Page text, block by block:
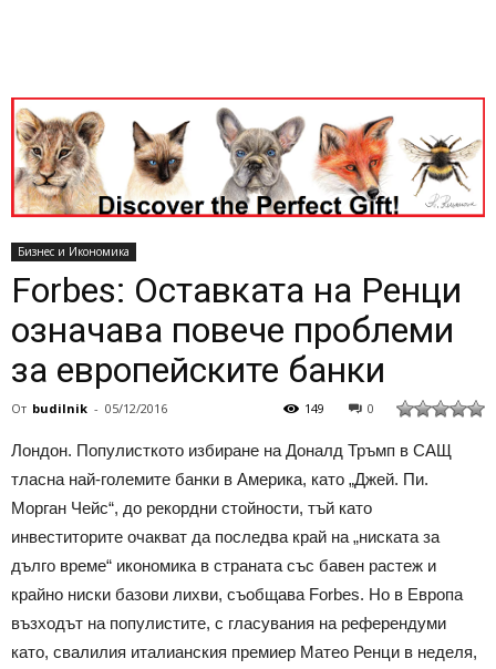
Бизнес и Икономика
Forbes: Оставката на Ренци
означава повече проблеми
за европейските банки
От budilnik - 05/12/2016 0
149
Лондон. Популисткото избиране на Доналд Тръмп в САЩ
тласна най-големите банки в Америка, като „Джей. Пи.
Морган Чейс“, до рекордни стойности, тъй като
инвеститорите очакват да последва край на „ниската за
дълго време“ икономика в страната със бавен растеж и
крайно ниски базови лихви, съобщава Forbes. Но в Европа
възходът на популистите, с гласувания на референдуми
като, свалилия италианския премиер Матео Ренци в неделя,